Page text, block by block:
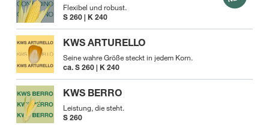
Flexibel und robust.
S 260 | K 240
KWS ARTURELLO
Seine wahre Größe steckt in jedem Korn.
ca. S 260 | K 240
KWS BERRO
Leistung, die steht.
S 260